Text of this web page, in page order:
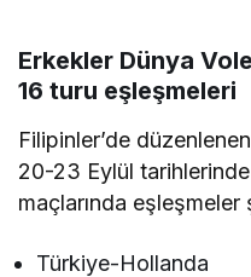
Erkekler Dünya
16 turu eşleşmeleri
Filipinler’de
20-23 Eylül
maçlarında eşleşmeler
Türkiye-Hollanda